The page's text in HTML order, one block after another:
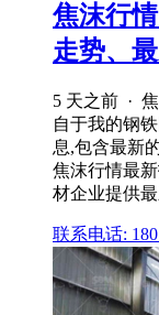
焦沫行
走势、
5 天之前 ·
自于我的钢
息,包含最新
焦沫行情最
材企业提供
联系电话: 180